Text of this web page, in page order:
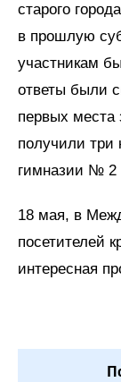
старого
в прошлую
участникам
ответы были
первых места
получили три
гимназии №
18 мая, в
посетителей
интересная